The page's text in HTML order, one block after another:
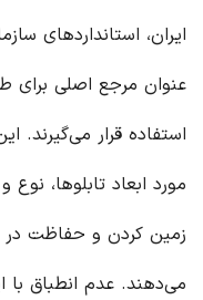
عنوان مرجع اصلی برای
استفاده قرار می‌گیرند.
مورد ابعاد تابلوها،
زمین کردن و حفاظت در
می‌دهند. عدم انطباق با